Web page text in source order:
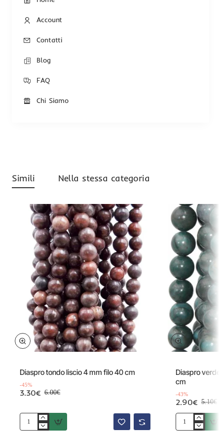
Account
Contatti
Blog
FAQ
Chi Siamo
Simili Nella stessa categoria
Diaspro tondo liscio 4 mm filo 40 cm
-45%
3.30€ 6.00€
Diaspro
Diaspro
cm
-43%
2.90€ 5.10€
Diaspro